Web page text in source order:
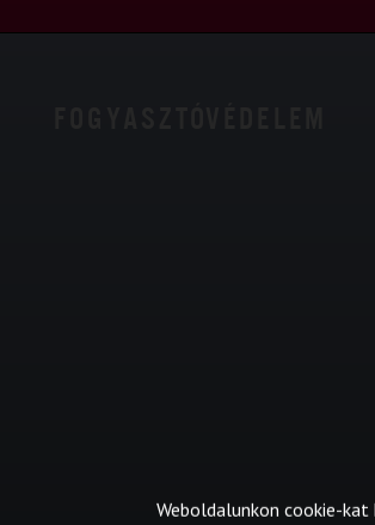
Weboldalunkon cookie-